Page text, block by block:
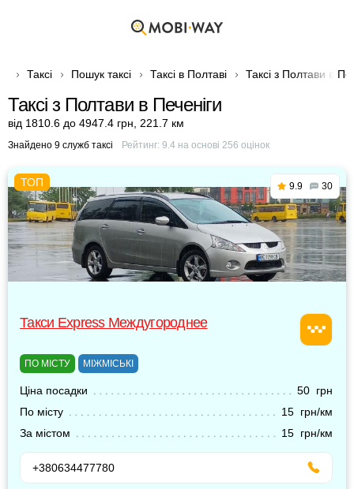
Таксі Пошук таксі Таксі в Полтаві Таксі з Полтави в
Таксі з Полтави в Печеніги
від 1810.6 до 4947.4 грн 221.7 км
Знайдено 9 служб таксі Рейтинг: 9.4на основі 256 оцінок
9.9 30
Такси Express Междугороднее
ПО МІСТУ МІЖМІСЬКІ
Ціна посадки
50 грн
По місту
15 грн/км
За містом
15 грн/км
+380634477780